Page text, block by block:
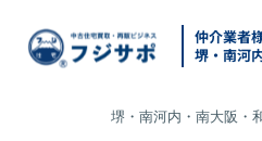
仲介業者
堺・南河
堺・南河内・南大阪・